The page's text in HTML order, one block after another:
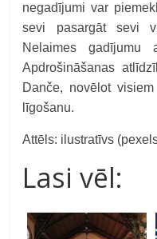
negadījumi var
sevi pasargāt sevi
Nelaimes gadījumu
Apdrošināšanas
Danče, novēlot
līgošanu.
Attēls: ilustratīvs
Lasi vēl: